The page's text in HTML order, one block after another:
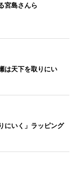
宮島さんら
は天下を取りにい
にいく」ラッピング